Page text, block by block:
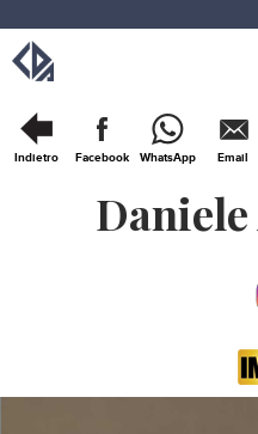
Indietro Facebook WhatsApp Email
Daniele